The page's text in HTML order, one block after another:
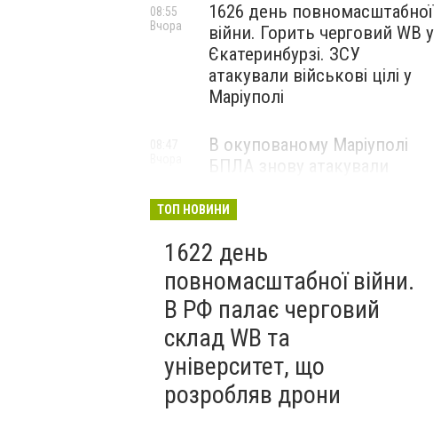
1626 день повномасштабної
війни. Горить черговий WB у
Єкатеринбурзі. ЗСУ
атакували військові цілі у
Маріуполі
08:55
Вчора
В окупованому Маріуполі
БПЛА знову атакували
— ВІДЕО
ТОП НОВИНИ
1622 день
повномасштабної війни.
В РФ палає черговий
склад WB та
університет, що
розробляв дрони